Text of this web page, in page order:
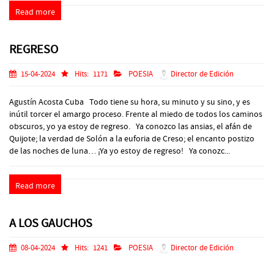
Read more
REGRESO
15-04-2024 Hits: 1171 POESIA Director de Edición
Agustín Acosta Cuba Todo tiene su hora, su minuto y su sino, y es
inútil torcer el amargo proceso. Frente al miedo de todos los caminos
obscuros, yo ya estoy de regreso. Ya conozco las ansias, el afán de
Quijote; la verdad de Solón a la euforia de Creso; el encanto postizo
de las noches de luna… ¡Ya yo estoy de regreso! Ya conozc...
Read more
A LOS GAUCHOS
08-04-2024 Hits: 1241 POESIA Director de Edición